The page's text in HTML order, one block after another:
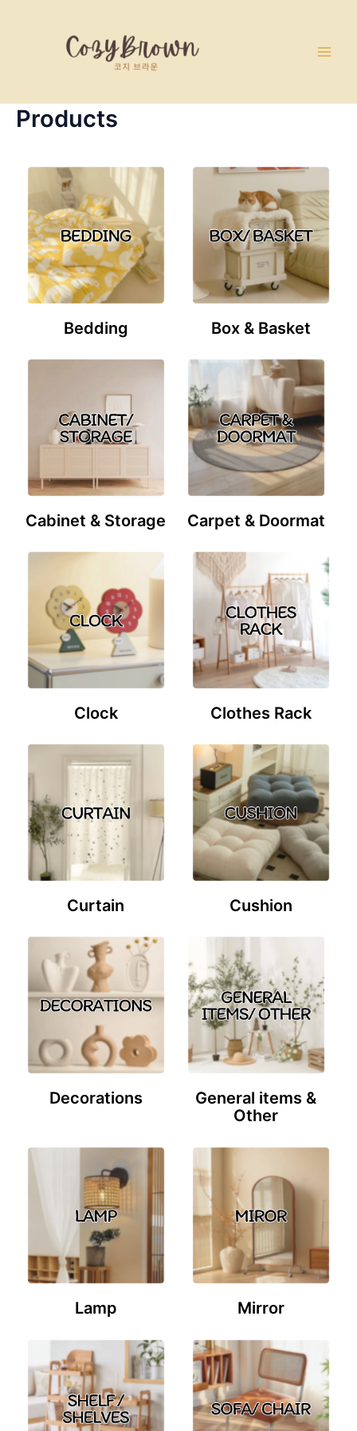
Products
Bedding Box & Basket
Cabinet & Storage Carpet & Doormat
Clock Clothes Rack
Curtain Cushion
Decorations
General items &
Other
Lamp Mirror